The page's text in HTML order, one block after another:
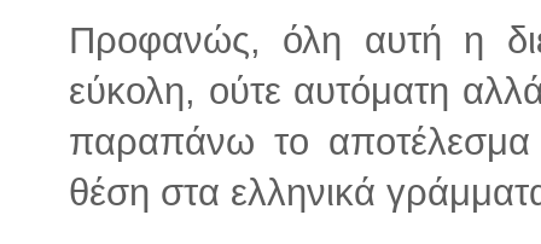
Προφανώς, όλη αυτή η
εύκολη, ούτε αυτόματη
παραπάνω το αποτέλεσμα
θέση στα ελληνικά